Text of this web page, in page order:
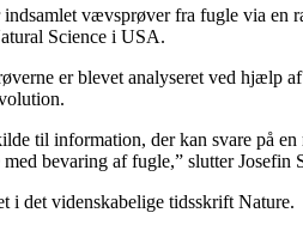
vævsprøver fra fugle via en
Science i USA.
er blevet analyseret ved hjælp
til information, der kan svare på
bevaring af fugle,” slutter
i det videnskabelige tidsskrift Nature.